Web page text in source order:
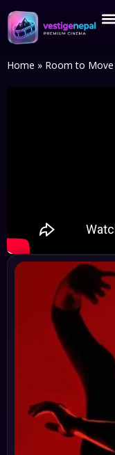
Home » Room to Move